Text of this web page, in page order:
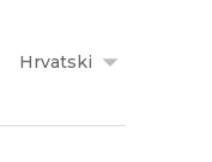
Hrvatski